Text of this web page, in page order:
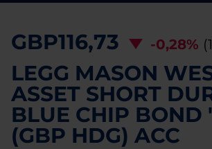
GBP116,73 -0,28%
LEGG MASON
ASSET SHORT
BLUE CHIP BOND
(GBP HDG) ACC